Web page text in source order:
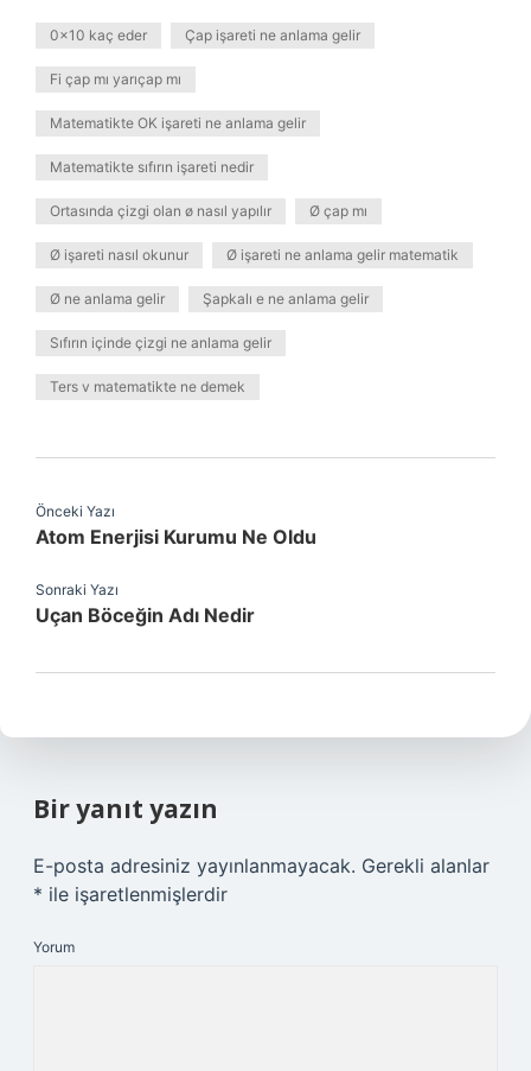
0x10 kaç eder Çap işareti ne anlama gelir
Fi çap mı yarıçap mı
Matematikte OK işareti ne anlama gelir
Matematikte sıfırın işareti nedir
Ortasında çizgi olan ø nasıl yapılır Ø çap mı
Ø işareti nasıl okunur Ø işareti ne anlama gelir matematik
Ø ne anlama gelir Şapkalı e ne anlama gelir
Sıfırın içinde çizgi ne anlama gelir
Ters v matematikte ne demek
Önceki Yazı
Atom Enerjisi Kurumu Ne Oldu
Sonraki Yazı
Uçan Böceğin Adı Nedir
Bir yanıt yazın
E-posta adresiniz yayınlanmayacak. Gerekli alanlar
* ile işaretlenmişlerdir
Yorum